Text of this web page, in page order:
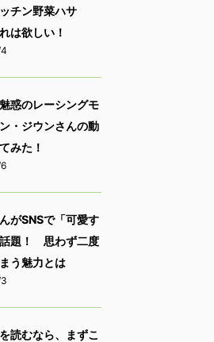
チン野菜ハサ
は欲しい！
惑のレーシングモ
・ジウンさんの動
みた！
がSNSで「可愛す
題！ 思わず二度
う魅力とは
読むなら、まずこ